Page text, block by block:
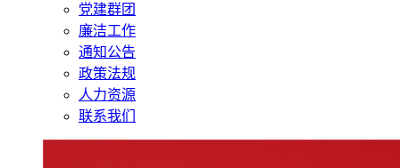
党建群团
廉洁工作
通知公告
政策法规
人力资源
联系我们